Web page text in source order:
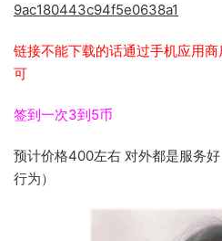
9ac180443c94f5e0638a1
链接不能下载的话通过手机应用
可
签到一次3到5币
预计价格400左右 对外都是服务
行为）